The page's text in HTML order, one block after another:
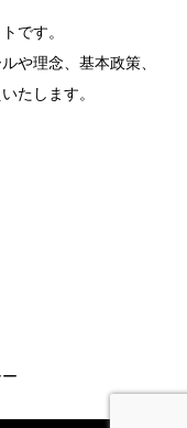
です。
や理念、基本政策、
たします。